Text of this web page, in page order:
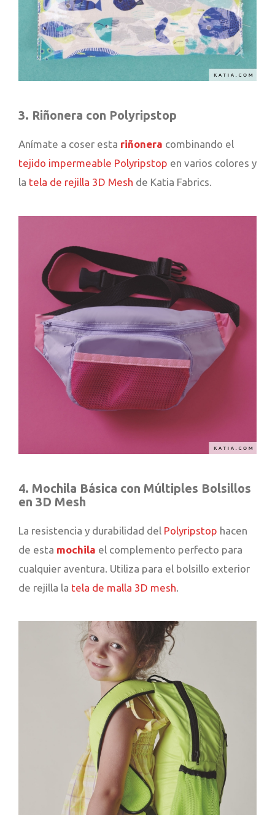
3. Riñonera con Polyripstop
Anímate a coser esta riñonera combinando el
tejido impermeable Polyripstop en varios colores y
la tela de rejilla 3D Mesh de Katia Fabrics.
4. Mochila Básica con Múltiples Bolsillos
en 3D Mesh
La resistencia y durabilidad del Polyripstop hacen
de esta mochila el complemento perfecto para
cualquier aventura. Utiliza para el bolsillo exterior
de rejilla la tela de malla 3D mesh.